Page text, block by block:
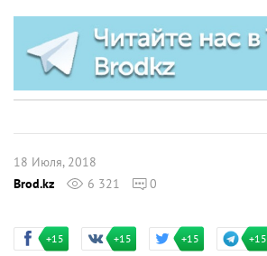
18 Июля, 2018
Brod.kz
6 321 0
+15 +15 +15 +15